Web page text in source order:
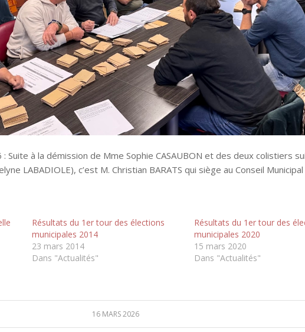
à la démission de Mme Sophie CASAUBON et des deux colistiers
LABADIOLE), c’est M. Christian BARATS qui siège au Conseil
Résultats du 1er tour des élections
municipales 2014
23 mars 2014
Dans "Actualités"
Résultats du 1er tour des
municipales 2020
15 mars 2020
Dans "Actualités"
16 MARS 2026